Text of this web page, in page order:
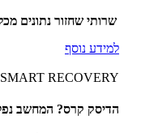
שרותי שחזור נתונים
למידע נוסף
SMART RECOVERY שחזור מידע מקצועי
הדיסק קרס? המחשב